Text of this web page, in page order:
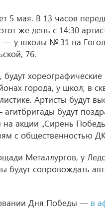
5 мая. В 13 часов
же день с 14:30
— у школы № 31 на
76.
будут
города, у школ, в
Артисты будут
будут
на акции „Сирень
с общественностью
Металлургов, у
сопровождать
Дня Победы — в